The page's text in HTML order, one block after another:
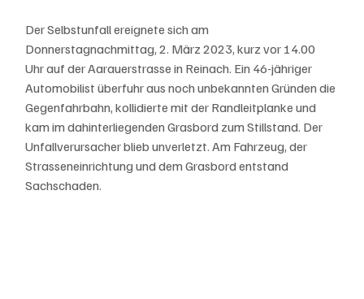
Der Selbstunfall ereignete sich am
Donnerstagnachmittag, 2. März 2023, kurz vor 14.00
Uhr auf der Aarauerstrasse in Reinach. Ein 46-jähriger
Automobilist überfuhr aus noch unbekannten Gründen die
Gegenfahrbahn, kollidierte mit der Randleitplanke und
kam im dahinterliegenden Grasbord zum Stillstand. Der
Unfallverursacher blieb unverletzt. Am Fahrzeug, der
Strasseneinrichtung und dem Grasbord entstand
Sachschaden.